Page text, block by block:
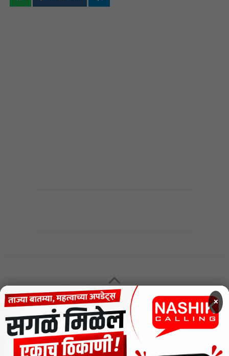
MENU
CODE OF ETHICS FOR DIGITAL NEWS WEBSITES
Contact Us
×